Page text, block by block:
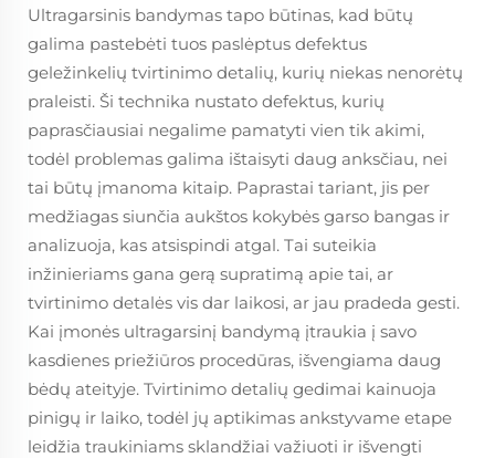
Ultragarsinis bandymas tapo būtinas, kad būtų
galima pastebėti tuos paslėptus defektus
geležinkelių tvirtinimo detalių, kurių niekas nenorėtų
praleisti. Ši technika nustato defektus, kurių
paprasčiausiai negalime pamatyti vien tik akimi,
todėl problemas galima ištaisyti daug anksčiau, nei
tai būtų įmanoma kitaip. Paprastai tariant, jis per
medžiagas siunčia aukštos kokybės garso bangas ir
analizuoja, kas atsispindi atgal. Tai suteikia
inžinieriams gana gerą supratimą apie tai, ar
tvirtinimo detalės vis dar laikosi, ar jau pradeda gesti.
Kai įmonės ultragarsinį bandymą įtraukia į savo
kasdienes priežiūros procedūras, išvengiama daug
bėdų ateityje. Tvirtinimo detalių gedimai kainuoja
pinigų ir laiko, todėl jų aptikimas ankstyvame etape
leidžia traukiniams sklandžiai važiuoti ir išvengti